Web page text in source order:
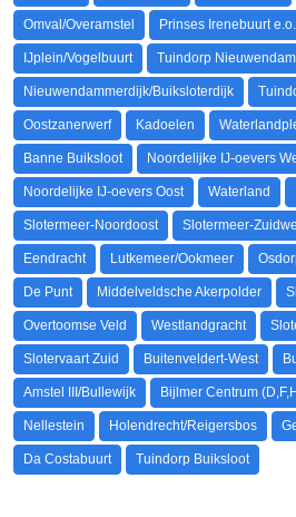
Omval/Overamstel Prinses Irenebuurt e.o.
IJplein/Vogelbuurt Tuindorp Nieuwendam
Nieuwendammerdijk/Buiksloterdijk
Oostzanerwerf Kadoelen
Banne Buiksloot Noordelijke IJ-oevers
Noordelijke IJ-oevers Oost Waterland
Slotermeer-Noordoost Slotermeer-
Eendracht Lutkemeer/Ookmeer
De Punt Middelveldsche Akerpolder
Overtoomse Veld Westlandgracht
Slotervaart Zuid Buitenveldert-West
Amstel III/Bullewijk Bijlmer Centrum
Nellestein Holendrecht/Reigersbos
Da Costabuurt Tuindorp Buiksloot